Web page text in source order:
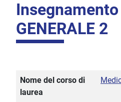
Insegnamento
GENERALE 2
Nome del corso di
laurea